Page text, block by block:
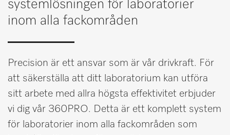
Miele MOVE
systemlösningen för laboratorier
inom alla fackområden
Precision är ett ansvar som är vår drivkraft. För
att säkerställa att ditt laboratorium kan utföra
sitt arbete med allra högsta effektivitet erbjuder
vi dig vår 360PRO. Detta är ett komplett system
för laboratorier inom alla fackområden som